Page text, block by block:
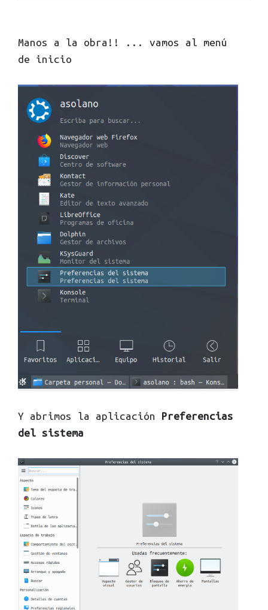
Manos a la obra!! ... vamos al menú
de inicio
Y abrimos la aplicación Preferencias
del sistema